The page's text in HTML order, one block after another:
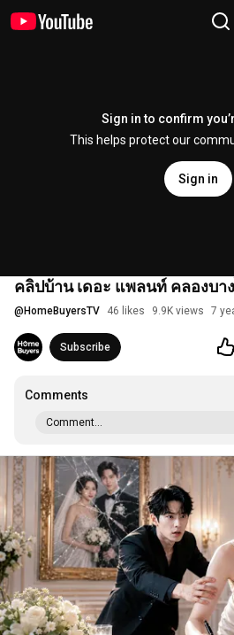
Sign in to confirm
This helps protect our
Sign in
คลิปบ้าน เดอะ แพลนท์ คลองบา
@ HomeBuyersTV 46 likes 9.9K views 7
Subscribe
Comments
Comment...